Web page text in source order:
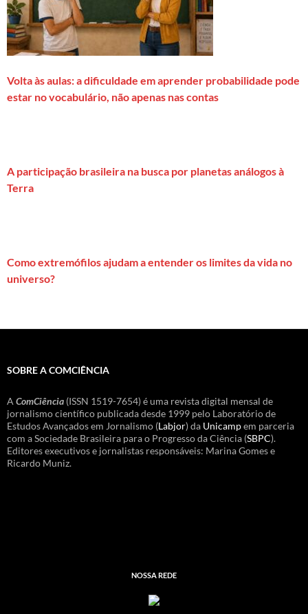
Volta às aulas: a dificuldade em aprender probabilidade pode
estar no vocabulário, não apenas nas contas
A participação brasileira na busca por planetas análogos à
Terra
Como extremófilos ajudam a entender os limites da vida no
universo?
SOBRE A COMCIÊNCIA
A ComCiência (ISSN 1519-7654) é uma revista digital mensal de
jornalismo científico publicada desde 1999 pelo Laboratório de
Estudos Avançados em Jornalismo (Labjor) da Unicampem parceria
com a Sociedade Brasileira para o Progresso da Ciência (SBPC).
Editores executivos e jornalistas responsáveis: Marina Gomes e
Ricardo Muniz.
NOSSA REDE